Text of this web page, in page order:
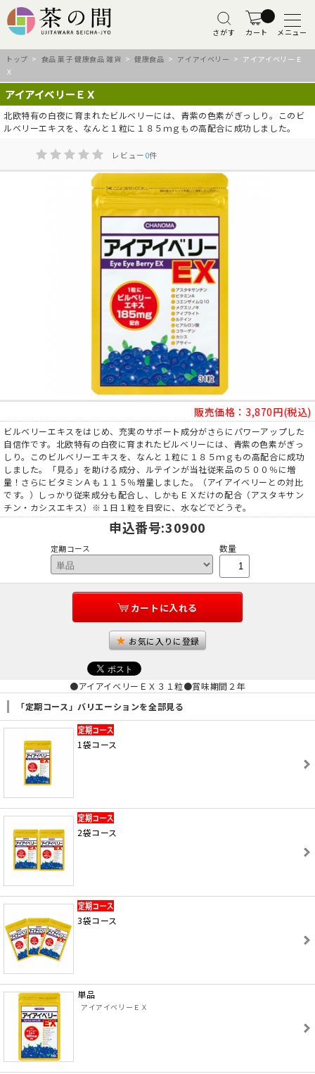
さがす カート メニュー
トップ > 食品 菓子 健康食品 雑貨 >健康食品 > アイアイベリー > アイアイベリーＥ
Ｘ
アイアイベリーＥＸ
北欧特有の白夜に育まれたビルベリーには、青紫の色素がぎっしり。このビ
ルベリーエキスを、なんと１粒に１８５ｍｇもの高配合に成功しました。
レビュー0件
販売価格： 3,870円(税込)
ビルベリーエキスをはじめ、充実のサポート成分がさらにパワーアップした
自信作です。北欧特有の白夜に育まれたビルベリーには、青紫の色素がぎっ
しり。このビルベリーエキスを、なんと１粒に１８５ｍｇもの高配合に成功
しました。「見る」を助ける成分、ルテインが当社従来品の５００％に増
量！さらにビタミンＡも１１５％増量しました。（アイアイベリーとの対比
です。）しっかり従来成分も配合し、しかもＥＸだけの配合（アスタキサン
チン・カシスエキス）※１日１粒を目安に、水などでどうぞ。
申込番号:30900
定期コース 数量
カートに入れる
お気に入りに登録
●アイアイベリーＥＸ３１粒●賞味期間２年
「定期コース」バリエーションを全部見る
1袋コース
2袋コース
3袋コース
単品
アイアイベリーＥＸ